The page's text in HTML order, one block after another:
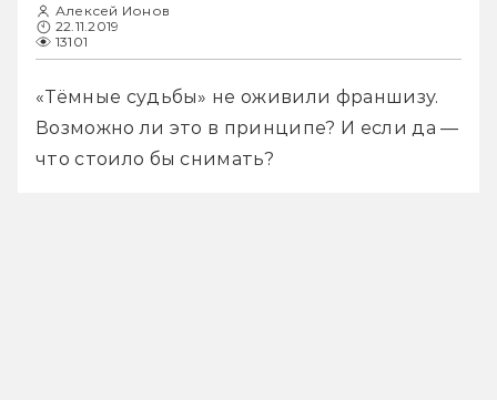
Алексей Ионов
22.11.2019
13101
«Тёмные судьбы» не оживили франшизу.
Возможно ли это в принципе? И если да —
что стоило бы снимать?